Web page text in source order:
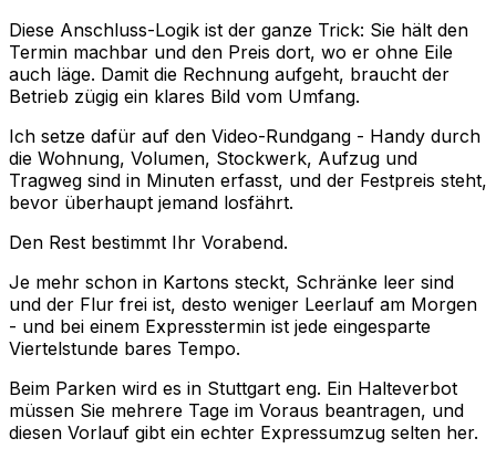
Diese Anschluss-Logik ist der ganze Trick: Sie hält den
Termin machbar und den Preis dort, wo er ohne Eile
auch läge. Damit die Rechnung aufgeht, braucht der
Betrieb zügig ein klares Bild vom Umfang.
Ich setze dafür auf den Video-Rundgang - Handy durch
die Wohnung, Volumen, Stockwerk, Aufzug und
Tragweg sind in Minuten erfasst, und der Festpreis steht,
bevor überhaupt jemand losfährt.
Den Rest bestimmt Ihr Vorabend.
Je mehr schon in Kartons steckt, Schränke leer sind
und der Flur frei ist, desto weniger Leerlauf am Morgen
- und bei einem Expresstermin ist jede eingesparte
Viertelstunde bares Tempo.
Beim Parken wird es in Stuttgart eng. Ein Halteverbot
müssen Sie mehrere Tage im Voraus beantragen, und
diesen Vorlauf gibt ein echter Expressumzug selten her.